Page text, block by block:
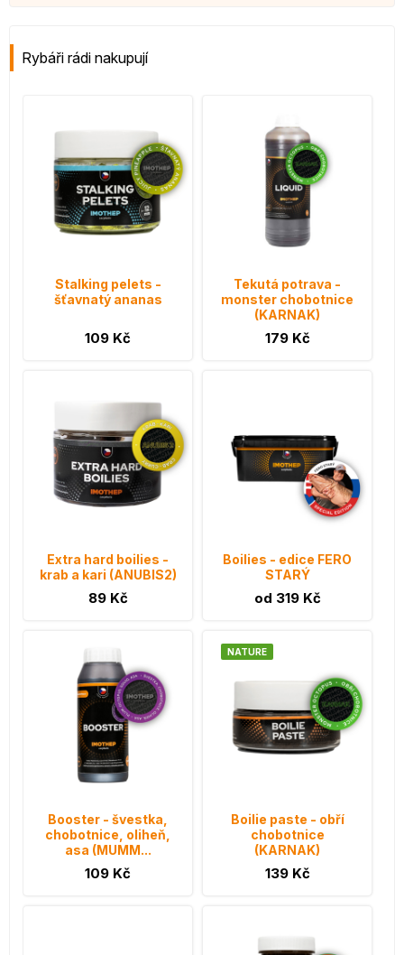
Rybáři rádi nakupují
Stalking pelets -
šťavnatý ananas
109 Kč
Tekutá potrava -
monster chobotnice
(KARNAK)
179 Kč
Extra hard boilies -
krab a kari (ANUBIS2)
89 Kč
Boilies - edice FERO
STARÝ
od 319 Kč
Booster - švestka,
chobotnice, oliheň,
asa (MUMM...
109 Kč
NATURE
Boilie paste - obří
chobotnice
(KARNAK)
139 Kč